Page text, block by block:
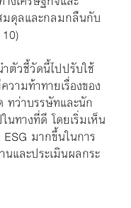
มดุลและกลมกลืนกับ
ตัวชี้วัดนี้ไปปรับใช้
ามท้าทายเรื่องของ
ทว่าบรรษัทและนัก
ทางที่ดี โดยเริ่มเห็น
มากขึ้นในการ
และประเมินผลกระ